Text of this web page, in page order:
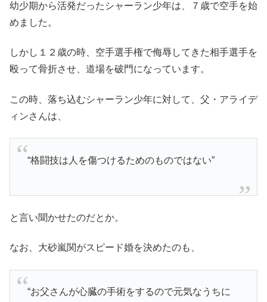
幼少期から活発だったシャーラン少年は、７歳で空手を始
めました。
しかし１２歳の時、空手選手権で侮辱してきた相手選手を
殴って骨折させ、道場を破門になっています。
この時、落ち込むシャーラン少年に対して、父・アライデ
ィンさんは、
“格闘技は人を傷つけるためのものではない”
と言い聞かせたのだとか。
なお、大砂嵐関がスピード婚を決めたのも、
“お父さんが心臓の手術をするので元気なうちに